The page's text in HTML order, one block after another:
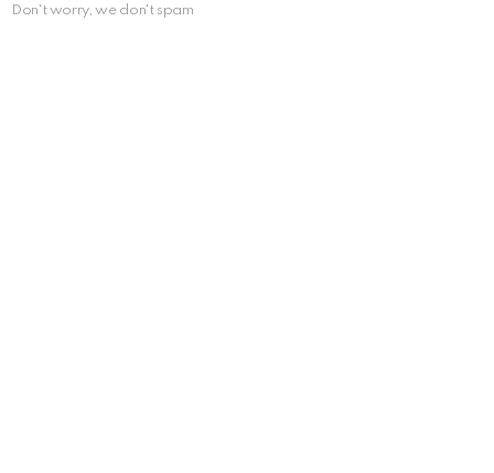
Don't worry, we don't spam